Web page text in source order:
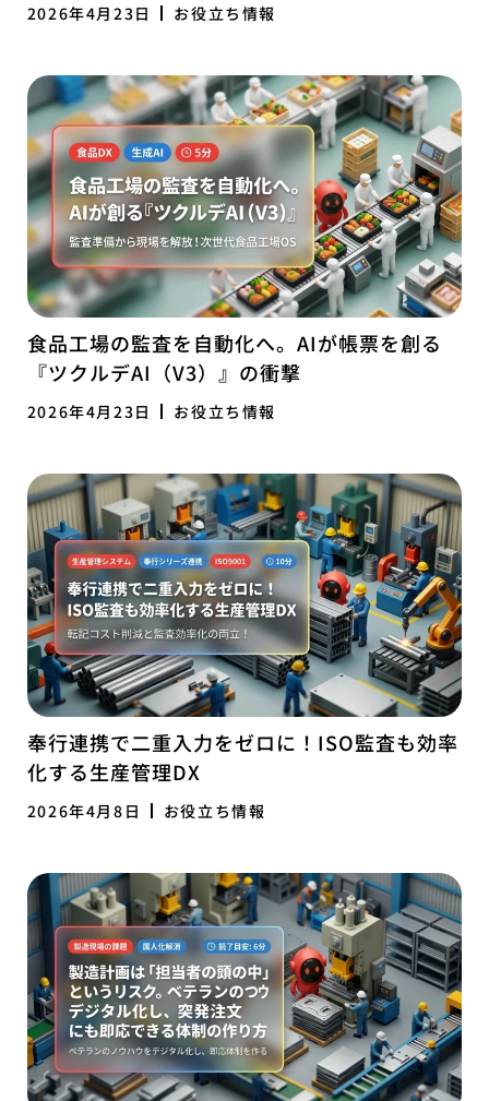
2026年4月23日 お役立ち情報
食品工場の監査を自動化へ。AIが帳票を創る
『ツクルデAI（V3）』の衝撃
2026年4月23日 お役立ち情報
奉行連携で二重入力をゼロに！ISO監査も効率
化する生産管理DX
2026年4月8日 お役立ち情報